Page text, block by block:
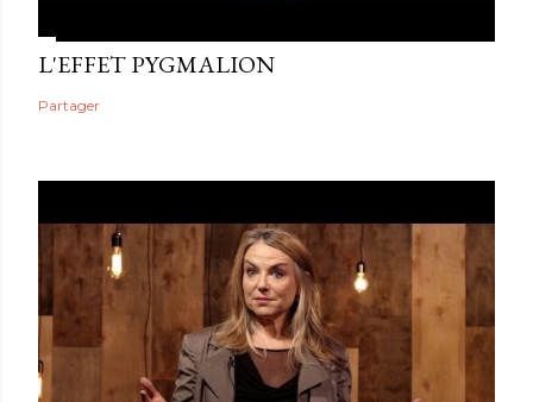
L'EFFET PYGMALION
Partager